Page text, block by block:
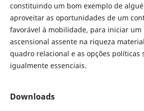
constituindo um bom exemplo de
aproveitar as oportunidades de um
favorável à mobilidade, para iniciar um
ascensional assente na riqueza
quadro relacional e as opções políticas
igualmente essenciais.
Downloads